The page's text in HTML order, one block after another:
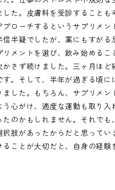
た。皮膚科を受診することも
ローチするというサプリメン
半疑でしたが、藁にもすがる
メントを選び、飲み始めるこ
さず続けました。三ヶ月ほど
。そして、半年が過ぎる頃に
した。もちろん、サプリメン
心がけ、適度な運動も取り入
のかもしれません。それでも
肢があったからだと思ってい
ことが大切だと、自身の経験